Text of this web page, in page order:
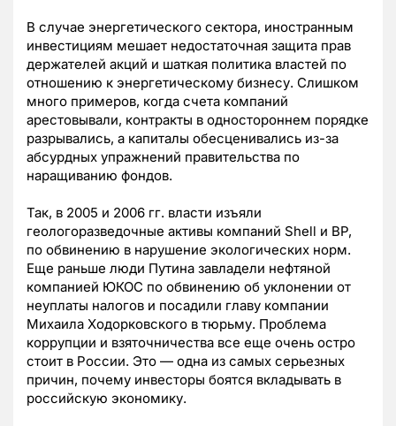
В случае энергетического сектора, иностранным
инвестициям мешает недостаточная защита прав
держателей акций и шаткая политика властей по
отношению к энергетическому бизнесу. Слишком
много примеров, когда счета компаний
арестовывали, контракты в одностороннем порядке
разрывались, а капиталы обесценивались из-за
абсурдных упражнений правительства по
наращиванию фондов.
Так, в 2005 и 2006 гг. власти изъяли
геологоразведочные активы компаний Shell и BP,
по обвинению в нарушение экологических норм.
Еще раньше люди Путина завладели нефтяной
компанией ЮКОС по обвинению об уклонении от
неуплаты налогов и посадили главу компании
Михаила Ходорковского в тюрьму. Проблема
коррупции и взяточничества все еще очень остро
стоит в России. Это — одна из самых серьезных
причин, почему инвесторы боятся вкладывать в
российскую экономику.